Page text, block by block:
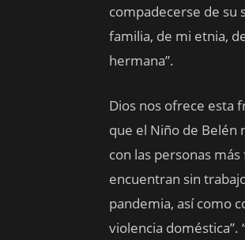
compadecerse de su
familia, de mi etnia,
hermana”.
Dios nos ofrece esta
que el Niño de Belén
con las personas
encuentran sin
pandemia, así como
violencia doméstica”.